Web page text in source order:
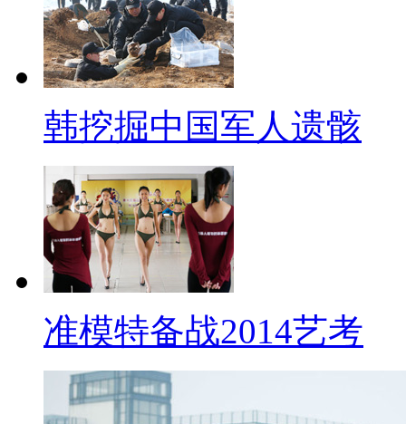
韩挖掘中国军人遗骸
准模特备战2014艺考